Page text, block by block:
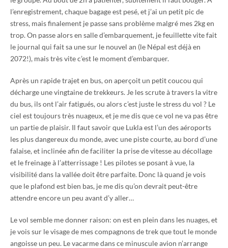
l’enregistrement, chaque bagage est pesé, et j’ai un petit pic de
stress, mais finalement je passe sans problème malgré mes 2kg en
trop. On passe alors en salle d’embarquement, je feuillette vite fait
le journal qui fait sa une sur le nouvel an (le Népal est déjà en
2072!), mais très vite c’est le moment d’embarquer.
Après un rapide trajet en bus, on aperçoit un petit coucou qui
décharge une vingtaine de trekkeurs. Je les scrute à travers la vitre
du bus, ils ont l’air fatigués, ou alors c’est juste le stress du vol ? Le
ciel est toujours très nuageux, et je me dis que ce vol ne va pas être
un partie de plaisir. Il faut savoir que Lukla est l’un des aéroports
les plus dangereux du monde, avec une piste courte, au bord d’une
falaise, et inclinée afin de faciliter la prise de vitesse au décollage
et le freinage à l’atterrissage ! Les pilotes se posant à vue, la
visibilité dans la vallée doit être parfaite. Donc là quand je vois
que le plafond est bien bas, je me dis qu’on devrait peut-être
attendre encore un peu avant d’y aller…
Le vol semble me donner raison: on est en plein dans les nuages, et
je vois sur le visage de mes compagnons de trek que tout le monde
angoisse un peu. Le vacarme dans ce minuscule avion n’arrange